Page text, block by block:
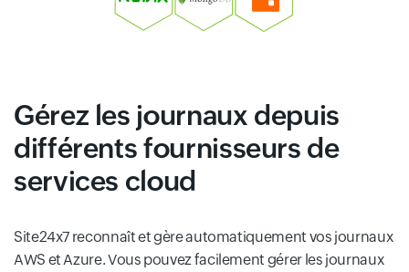
Gérez les journaux depuis
différents fournisseurs de
services cloud
Site24x7 reconnaît et gère automatiquement vos journaux
AWS et Azure. Vous pouvez facilement gérer les journaux